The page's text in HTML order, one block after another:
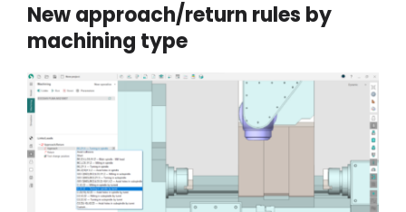
New approach/return rules by
machining type